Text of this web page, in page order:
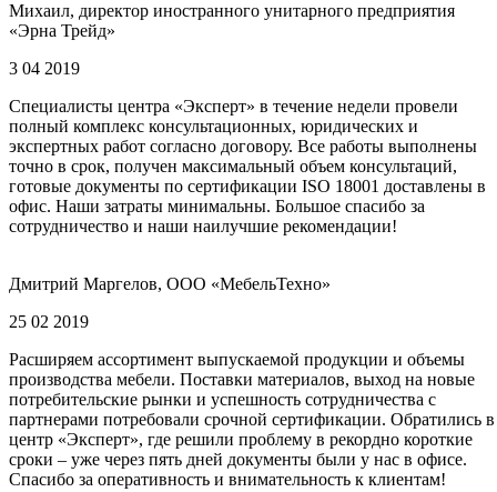
Михаил, директор иностранного унитарного предприятия
«Эрна Трейд»
3 04 2019
Специалисты центра «Эксперт» в течение недели провели
полный комплекс консультационных, юридических и
экспертных работ согласно договору. Все работы выполнены
точно в срок, получен максимальный объем консультаций,
готовые документы по сертификации ISO 18001 доставлены в
офис. Наши затраты минимальны. Большое спасибо за
сотрудничество и наши наилучшие рекомендации!
Дмитрий Маргелов, ООО «МебельТехно»
25 02 2019
Расширяем ассортимент выпускаемой продукции и объемы
производства мебели. Поставки материалов, выход на новые
потребительские рынки и успешность сотрудничества с
партнерами потребовали срочной сертификации. Обратились в
центр «Эксперт», где решили проблему в рекордно короткие
сроки – уже через пять дней документы были у нас в офисе.
Спасибо за оперативность и внимательность к клиентам!